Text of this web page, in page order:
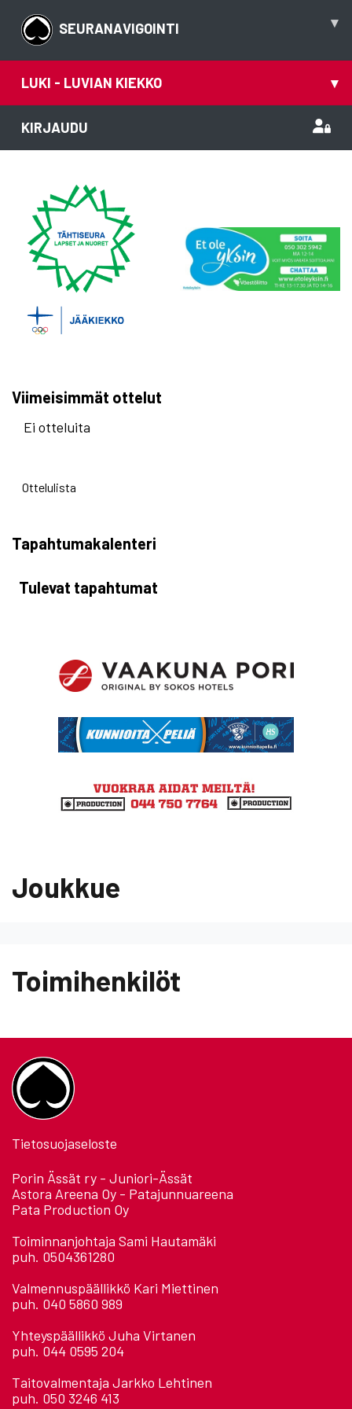
SEURANAVIGOINTI ▾
LUKI - LUVIAN KIEKKO ▾
KIRJAUDU
Viimeisimmät ottelut
Ei otteluita
Ottelulista
Tapahtumakalenteri
Tulevat tapahtumat
Joukkue
Toimihenkilöt
Tietosuojaseloste
Porin Ässät ry - Juniori-Ässät
Astora Areena Oy - Patajunnuareena
Pata Production Oy
Toiminnanjohtaja Sami Hautamäki
puh. 0504361280
Valmennuspäällikkö Kari Miettinen
puh. 040 5860 989
Yhteyspäällikkö Juha Virtanen
puh. 044 0595 204
Taitovalmentaja Jarkko Lehtinen
puh. 050 3246 413